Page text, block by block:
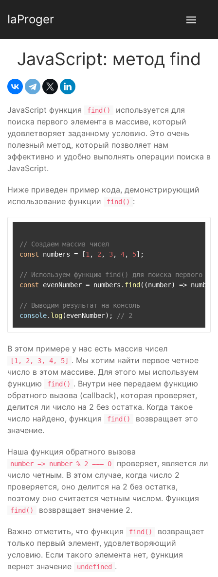
IaProger
JavaScript: метод find
JavaScript функция find()
используется для
поиска первого элемента в массиве, который
удовлетворяет заданному условию. Это очень
полезный метод, который позволяет нам
эффективно и удобно выполнять операции поиска в
JavaScript.
Ниже приведен пример кода, демонстрирующий
использование функции
find() :
// Создаем массив чисел
const numbers = [1 , 2 , 3, 4, 5];
// Используем функцию find() для поиска первого
const evenNumber = numbers. find ( (number) =>
// Выводим результат на консоль
console. log(evenNumber); // 2
В этом примере у нас есть массив чисел
[1, 2, 3, 4, 5]
. Мы хотим найти первое четное
число в этом массиве. Для этого мы используем
функцию
find() . Внутри нее передаем функцию
обратного вызова (callback), которая проверяет,
делится ли число на 2 без остатка. Когда такое
число найдено, функция
find()
возвращает это
значение.
Наша функция обратного вызова
number => number % 2 === 0
проверяет, является ли
число четным. В этом случае, когда число 2
проверяется, оно делится на 2 без остатка,
поэтому оно считается четным числом. Функция
find() возвращает значение 2.
Важно отметить, что функция find()
возвращает
только первый элемент, удовлетворяющий
условию. Если такого элемента нет, функция
вернет значение
undefined .